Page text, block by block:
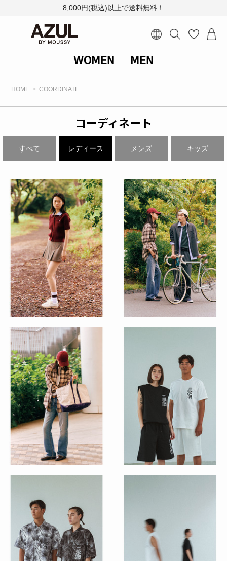
8,000円(税込)以上で送料無料！
WOMEN MEN
HOME COORDINATE
コーディネート
すべて レディース メンズ キッズ